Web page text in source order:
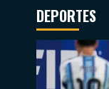
DEPORTES